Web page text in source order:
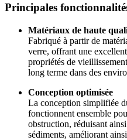
Principales
Matériaux de haute
Fabriqué à partir de
verre, offrant une
propriétés de
long terme dans des
Conception optimisée
La conception simplifiée
fonctionnent ensemble
obstruction, réduisant
sédiments, améliorant